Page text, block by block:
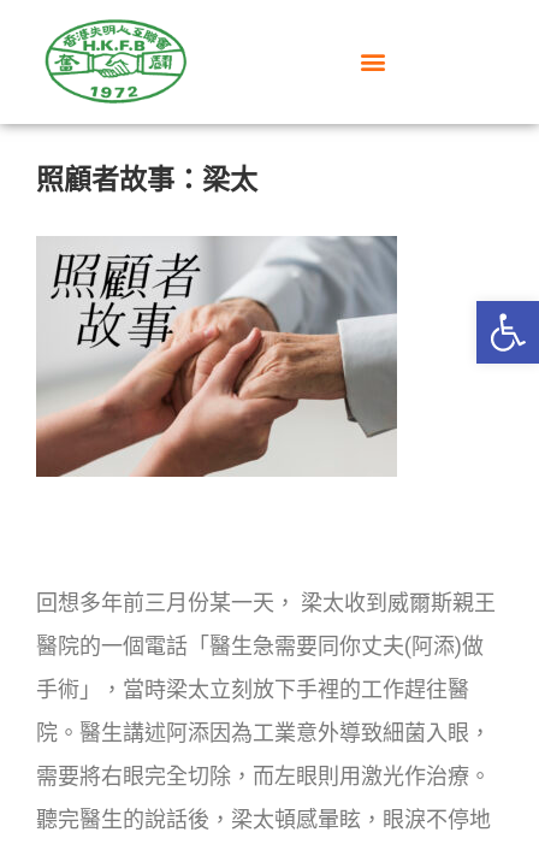
照顧者故事：梁太
回想多年前三月份某一天， 梁太收到威爾斯親王
醫院的一個電話「醫生急需要同你丈夫(阿添)做
手術」，當時梁太立刻放下手裡的工作趕往醫
院。醫生講述阿添因為工業意外導致細菌入眼，
需要將右眼完全切除，而左眼則用激光作治療。
聽完醫生的說話後，梁太頓感暈眩，眼淚不停地